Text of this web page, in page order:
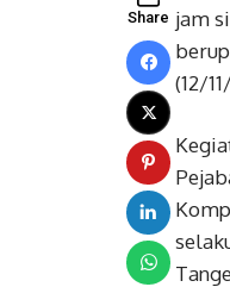
Share jam
(12/